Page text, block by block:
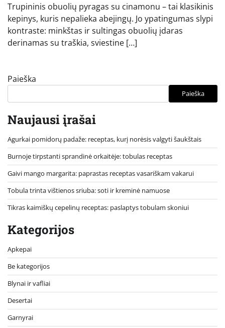
Trupininis obuolių pyragas su cinamonu – tai klasikinis
kepinys, kuris nepalieka abejingų. Jo ypatingumas slypi
kontraste: minkštas ir sultingas obuolių įdaras
derinamas su traškia, sviestine […]
Paieška
Paieška
Naujausi įrašai
Agurkai pomidorų padaže: receptas, kurį norėsis valgyti šaukštais
Burnoje tirpstanti sprandinė orkaitėje: tobulas receptas
Gaivi mango margarita: paprastas receptas vasariškam vakarui
Tobula trinta vištienos sriuba: soti ir kreminė namuose
Tikras kaimiškų cepelinų receptas: paslaptys tobulam skoniui
Kategorijos
Apkepai
Be kategorijos
Blynai ir vafliai
Desertai
Garnyrai